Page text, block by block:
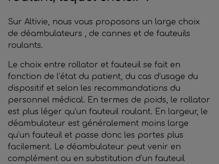
Sur Altivie, nous vous proposons un large choix
de déambulateurs , de cannes et de fauteuils
roulants.
Le choix entre rollator et fauteuil se fait en
fonction de l’état du patient, du cas d’usage du
dispositif et selon les recommandations du
personnel médical. En termes de poids, le rollator
est plus léger qu’un fauteuil roulant. En largeur, le
déambulateur est généralement moins large
qu’un fauteuil et passe donc les portes plus
facilement. Le déambulateur peut venir en
complément ou en substitution d’un fauteuil